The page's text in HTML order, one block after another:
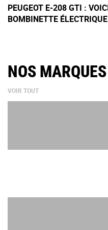
PEUGEOT E-208 GTI :
BOMBINETTE ÉLECTRIQUE
NOS
VOIR TOUT